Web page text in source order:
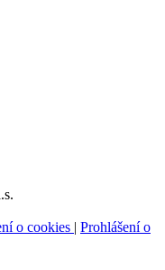
o cookies | Prohlášení o